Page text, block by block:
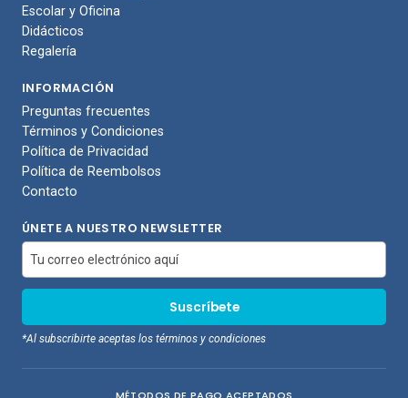
Escolar y Oficina
Didácticos
Regalería
INFORMACIÓN
Preguntas frecuentes
Términos y Condiciones
Política de Privacidad
Política de Reembolsos
Contacto
ÚNETE A NUESTRO NEWSLETTER
*Al subscribirte aceptas los términos y condiciones
MÉTODOS DE PAGO ACEPTADOS